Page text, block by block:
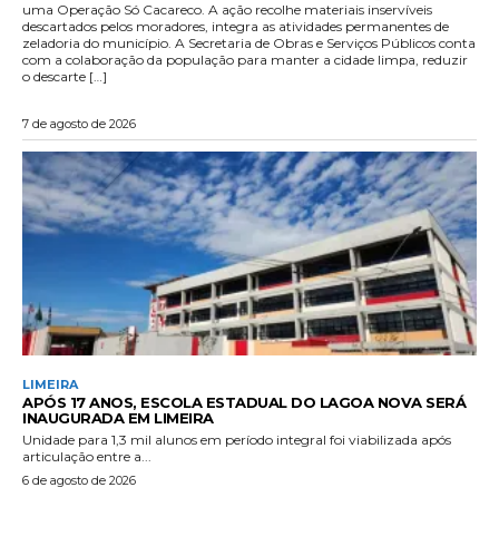
uma Operação Só Cacareco. A ação recolhe materiais inservíveis
descartados pelos moradores, integra as atividades permanentes de
zeladoria do município. A Secretaria de Obras e Serviços Públicos conta
com a colaboração da população para manter a cidade limpa, reduzir
o descarte […]
7 de agosto de 2026
LIMEIRA
APÓS 17 ANOS, ESCOLA ESTADUAL DO LAGOA NOVA SERÁ
INAUGURADA EM LIMEIRA
Unidade para 1,3 mil alunos em período integral foi viabilizada após
articulação entre a...
6 de agosto de 2026